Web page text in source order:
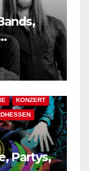
KONZERT
Partys,